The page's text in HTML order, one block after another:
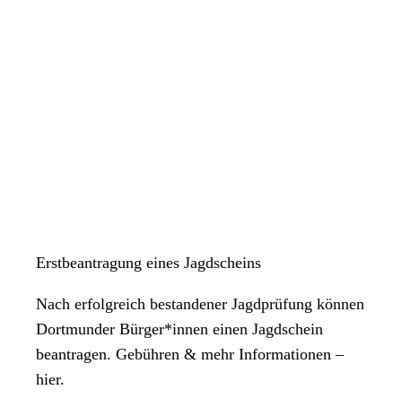
Erstbeantragung eines Jagdscheins
Nach erfolgreich bestandener Jagdprüfung können
Dortmunder Bürger*innen einen Jagdschein
beantragen. Gebühren & mehr Informationen –
hier.